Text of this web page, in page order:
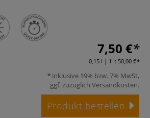
7,50 €
0,15 l | 1 l: 50,00 €
inklusive 19% bzw. 7% MwSt,
ggf. zuzüglich Versandkosten.
Produkt bestellen